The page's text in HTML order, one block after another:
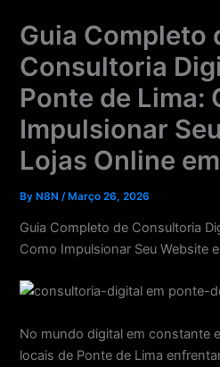
content
Guia Completo
Consultoria
Ponte de Lima:
Impulsionar
Lojas Online
ByN8N/Março 26, 2026
Guia Completo de Consultoria
Como Impulsionar Seu Website
No mundo digital em constante
locais de Ponte de Lima